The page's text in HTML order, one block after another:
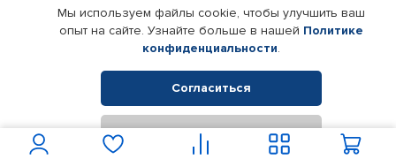
Партнерам
Корпоративным клиентам
Поставщикам
Реквизиты компании
© КАМАЗ ЦЕНТР ДОНЕЦК, 2015-2026. Все права защищены.
Интернет-магазин автомобильных товаров Автопрофи.
Мы используем файлы cookie, чтобы улучшить ваш
опыт на сайте. Узнайте больше в нашей Политике
конфиденциальности.
Согласиться
Отклонить